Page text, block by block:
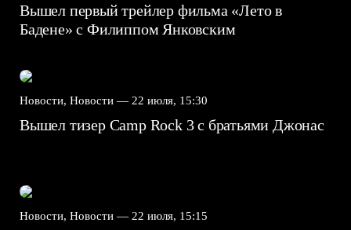
Вышел первый трейлер фильма «Лето в
Бадене» с Филиппом Янковским
Новости, Новости — 22 июля, 15:30
Вышел тизер Camp Rock 3 с братьями Джонас
Новости, Новости — 22 июля, 15:15